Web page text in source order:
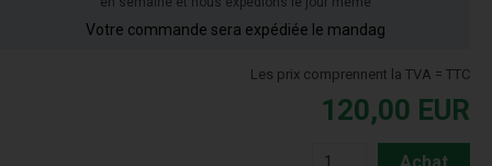
Votre commande sera expédiée le mandag
Les prix comprennent la TVA = TTC
120,00 EUR
Achat